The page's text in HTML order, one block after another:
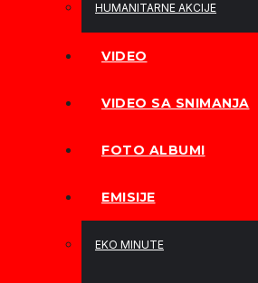
HUMANITARNE AKCIJE
VIDEO
VIDEO SA SNIMANJA
FOTO ALBUMI
EMISIJE
EKO MINUTE